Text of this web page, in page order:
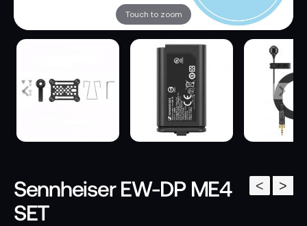
Touch to zoom
>
<
Sennheiser EW-DP ME4
SET